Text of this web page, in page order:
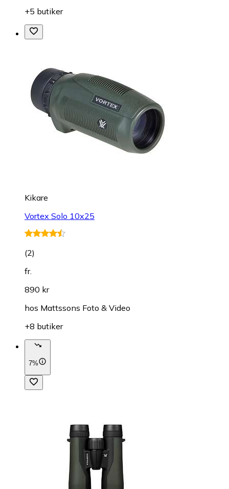
+5 butiker
Kikare
Vortex Solo 10x25
(2)
fr.
890 kr
hos Mattssons Foto & Video
+8 butiker
7%